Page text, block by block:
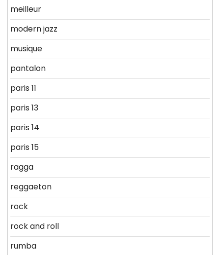
meilleur
modern jazz
musique
pantalon
paris 11
paris 13
paris 14
paris 15
ragga
reggaeton
rock
rock and roll
rumba